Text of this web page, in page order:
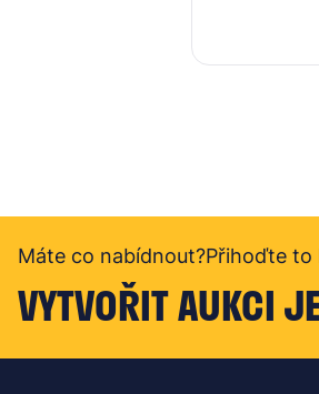
Máte co nabídnout?Přihoďte to
VYTVOŘIT AUKCI